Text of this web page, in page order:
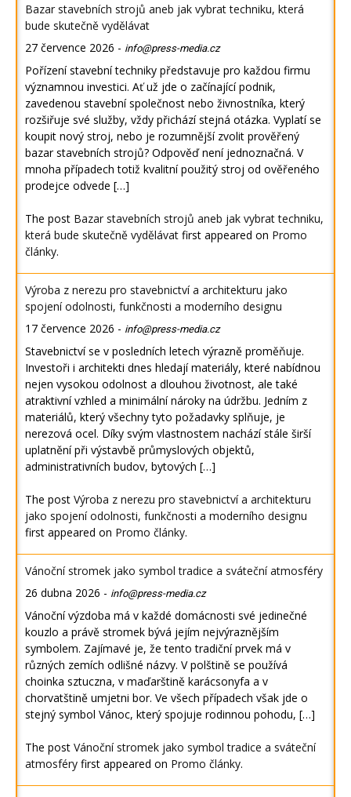
Bazar stavebních strojů aneb jak vybrat techniku, která
bude skutečně vydělávat
27 července 2026 - info@press-media.cz
Pořízení stavební techniky představuje pro každou firmu
významnou investici. Ať už jde o začínající podnik,
zavedenou stavební společnost nebo živnostníka, který
rozšiřuje své služby, vždy přichází stejná otázka. Vyplatí se
koupit nový stroj, nebo je rozumnější zvolit prověřený
bazar stavebních strojů? Odpověď není jednoznačná. V
mnoha případech totiž kvalitní použitý stroj od ověřeného
prodejce odvede […]
The post Bazar stavebních strojů aneb jak vybrat techniku,
která bude skutečně vydělávat first appeared on Promo
články.
Výroba z nerezu pro stavebnictví a architekturu jako
spojení odolnosti, funkčnosti a moderního designu
17 července 2026 - info@press-media.cz
Stavebnictví se v posledních letech výrazně proměňuje.
Investoři i architekti dnes hledají materiály, které nabídnou
nejen vysokou odolnost a dlouhou životnost, ale také
atraktivní vzhled a minimální nároky na údržbu. Jedním z
materiálů, který všechny tyto požadavky splňuje, je
nerezová ocel. Díky svým vlastnostem nachází stále širší
uplatnění při výstavbě průmyslových objektů,
administrativních budov, bytových […]
The post Výroba z nerezu pro stavebnictví a architekturu
jako spojení odolnosti, funkčnosti a moderního designu
first appeared on Promo články.
Vánoční stromek jako symbol tradice a sváteční atmosféry
26 dubna 2026 - info@press-media.cz
Vánoční výzdoba má v každé domácnosti své jedinečné
kouzlo a právě stromek bývá jejím nejvýraznějším
symbolem. Zajímavé je, že tento tradiční prvek má v
různých zemích odlišné názvy. V polštině se používá
choinka sztuczna, v maďarštině karácsonyfa a v
chorvatštině umjetni bor. Ve všech případech však jde o
stejný symbol Vánoc, který spojuje rodinnou pohodu, […]
The post Vánoční stromek jako symbol tradice a sváteční
atmosféry first appeared on Promo články.